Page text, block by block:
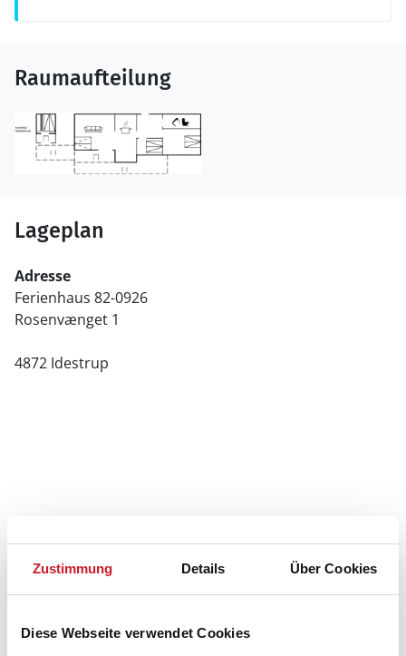
Zustimmung Details Über Cookies
Diese Webseite verwendet Cookies
Raumaufteilung
Lageplan
Adresse
Ferienhaus 82-0926
Rosenvænget 1
4872 Idestrup